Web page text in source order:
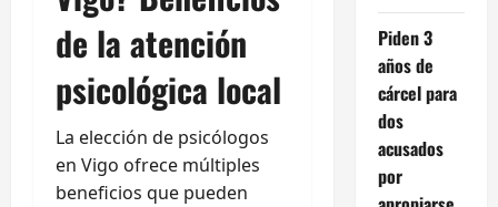
de la atención
psicológica local
La elección de psicólogos
en Vigo ofrece múltiples
beneficios que pueden
Piden 3
años de
cárcel para
dos
acusados
por